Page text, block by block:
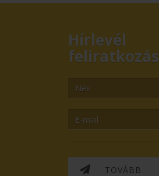
Hírlevél
feliratkozás
TOVÁBB